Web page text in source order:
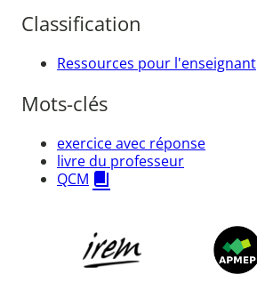
Classification
Ressources pour l'enseignant
Mots-clés
exercice avec réponse
livre du professeur
QCM